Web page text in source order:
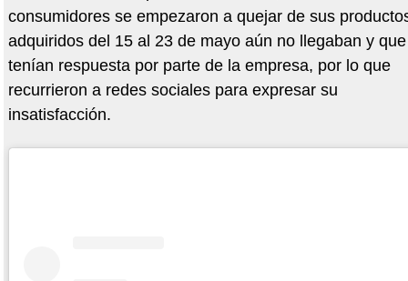
consumidores se empezaron a quejar de sus
adquiridos del 15 al 23 de mayo aún no llegaban y
tenían respuesta por parte de la empresa, por lo que
recurrieron a redes sociales para expresar su
insatisfacción.